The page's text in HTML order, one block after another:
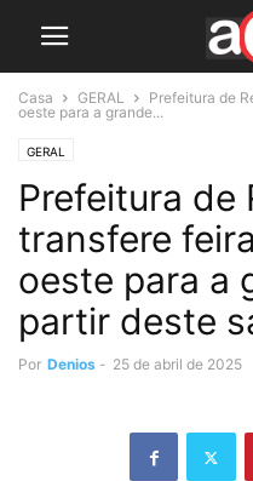
Casa GERAL
Prefeitura de
oeste para a grande...
GERAL
Prefeitura de
transfere
oeste para a
partir deste
Por Denios - 25 de abril de 2025